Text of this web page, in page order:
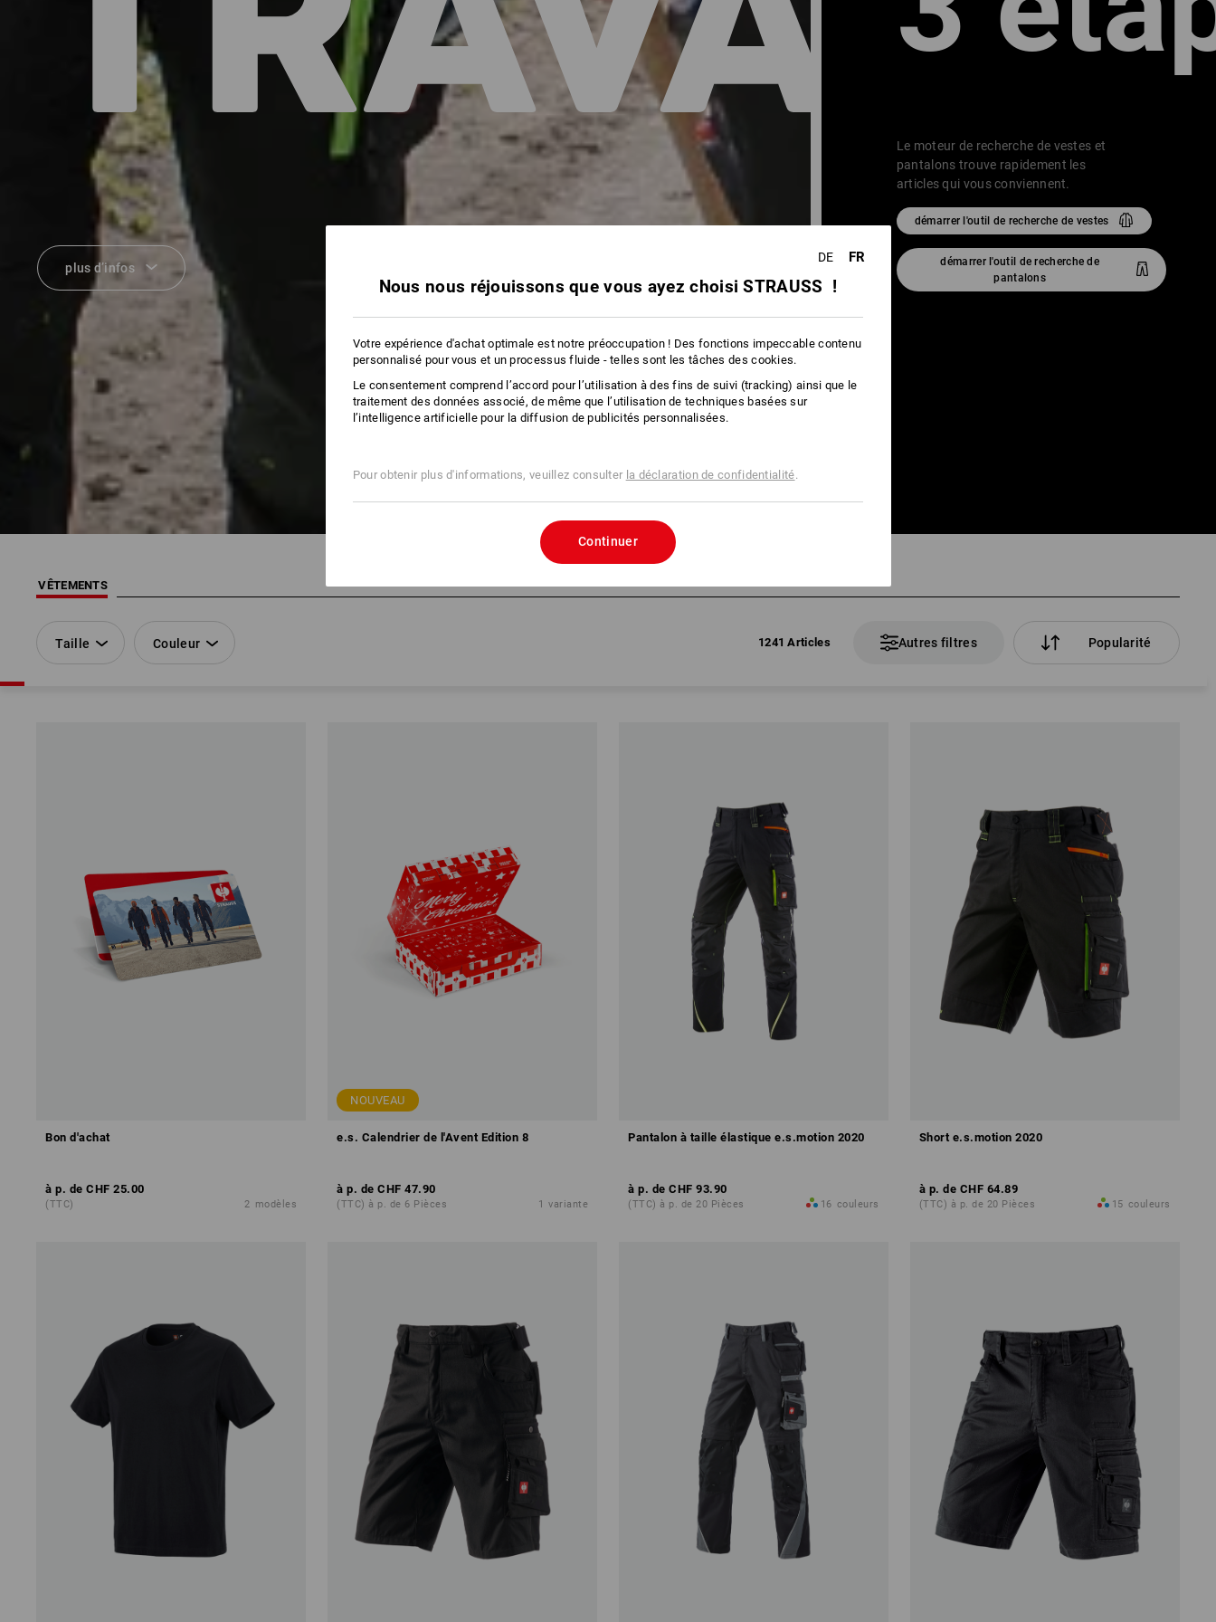
plus d’infos
Le moteur de recherche de vestes et
pantalons trouve rapidement les
articles qui vous conviennent.
démarrer l'outil de recherche de vestes
démarrer l'outil de recherche de
pantalons
VÊTEMENTS
Taille Couleur 1241 Articles Autres filtres Popularité
Bon d'achat
à p. de CHF 25.00
(TTC) 2 modèles
NOUVEAU
e.s. Calendrier de l'Avent Edition 8
à p. de CHF 47.90
(TTC) à p. de 6 Pièces 1 variante
Pantalon à taille élastique e.s.motion 2020
à p. de CHF 93.90
(TTC) à p. de 20 Pièces 16 couleurs
Short e.s.motion 2020
à p. de CHF 64.89
(TTC) à p. de 20 Pièces 15 couleurs
DE FR
Nous nous réjouissons que vous ayez choisi STRAUSS !
Votre expérience d'achat optimale est notre préoccupation ! Des fonctions impeccable contenu
personnalisé pour vous et un processus fluide - telles sont les tâches des cookies.
Le consentement comprend l’accord pour l’utilisation à des fins de suivi (tracking) ainsi que le
traitement des données associé, de même que l’utilisation de techniques basées sur
l’intelligence artificielle pour la diffusion de publicités personnalisées.
Pour obtenir plus d'informations, veuillez consulter la déclaration de confidentialité.
Continuer